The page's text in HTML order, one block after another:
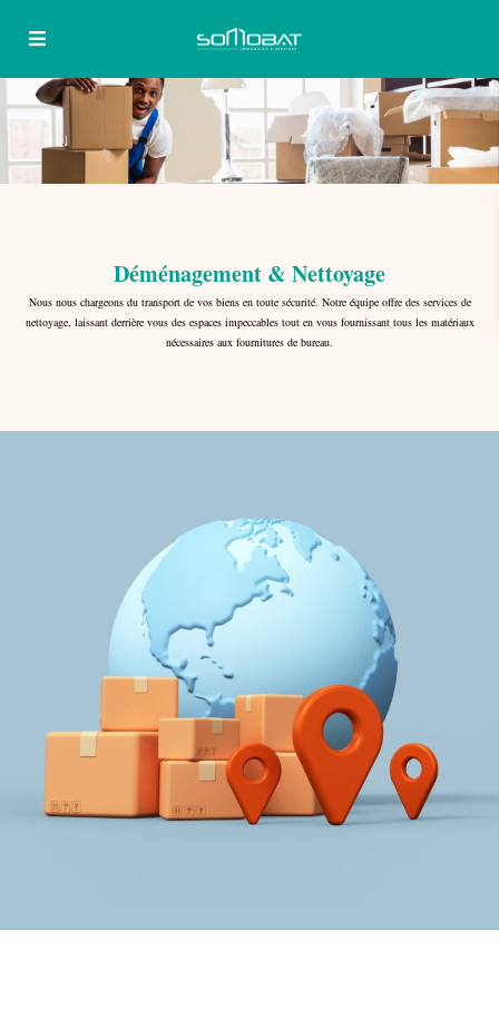
Déménagement & Nettoyage
Nous nous chargeons du transport de vos biens en toute sécurité. Notre équipe offre des services de
nettoyage, laissant derrière vous des espaces impeccables tout en vous fournissant tous les matériaux
nécessaires aux fournitures de bureau.